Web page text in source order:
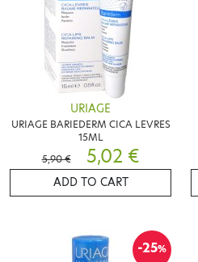
URIAGE
URIAGE BARIEDERM CICA LEVRES
15ML
5,90 €
5,02 €
ADD TO CART
-25%